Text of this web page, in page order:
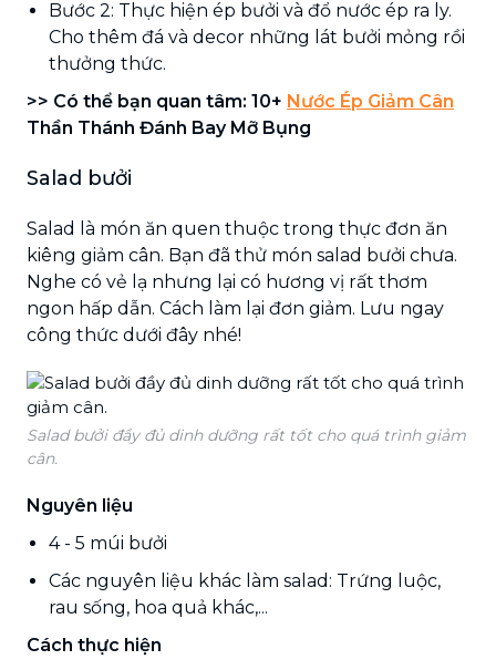
Bước 2: Thực hiện ép bưởi và đổ nước ép ra ly.
Cho thêm đá và decor những lát bưởi mỏng rồi
thưởng thức.
>> Có thể bạn quan tâm: 10+ Nước Ép Giảm Cân
Thần Thánh Đánh Bay Mỡ Bụng
Salad bưởi
Salad là món ăn quen thuộc trong thực đơn ăn
kiêng giảm cân. Bạn đã thử món salad bưởi chưa.
Nghe có vẻ lạ nhưng lại có hương vị rất thơm
ngon hấp dẫn. Cách làm lại đơn giảm. Lưu ngay
công thức dưới đây nhé!
Salad bưởi đầy đủ dinh dưỡng rất tốt cho quá trình giảm
cân.
Nguyên liệu
4 - 5 múi bưởi
Các nguyên liệu khác làm salad: Trứng luộc,
rau sống, hoa quả khác,...
Cách thực hiện